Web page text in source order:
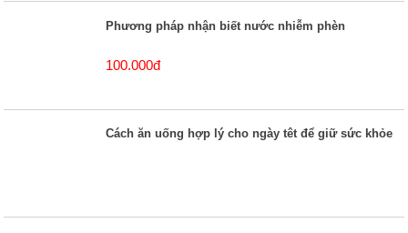
Phương pháp nhận biết nước nhiễm phèn
100.000đ
Cách ăn uống hợp lý cho ngày têt để giữ sức khỏe